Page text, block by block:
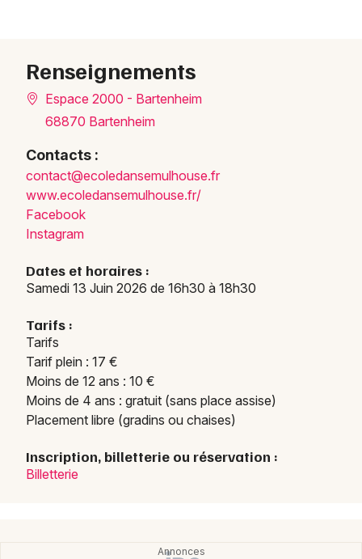
Je m'abonne
Renseignements
Espace 2000 - Bartenheim
68870 Bartenheim
Contacts :
contact@ecoledansemulhouse.fr
www.ecoledansemulhouse.fr/
Facebook
Instagram
Dates et horaires :
Samedi 13 Juin 2026 de 16h30 à 18h30
Tarifs :
Tarifs
Tarif plein : 17 €
Moins de 12 ans : 10 €
Moins de 4 ans : gratuit (sans place assise)
Placement libre (gradins ou chaises)
Inscription, billetterie ou réservation :
Billetterie